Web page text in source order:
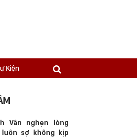
Kiện
Vân nghẹn lòng
sợ không kịp